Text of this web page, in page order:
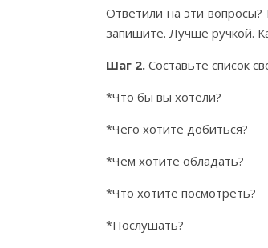
Ответили на эти
запишите. Лучше ручкой.
Шаг 2. Составьте список
*Что бы вы хотели?
*Чего хотите добиться?
*Чем хотите обладать?
*Что хотите посмотреть?
*Послушать?